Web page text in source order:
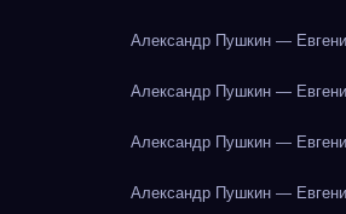
Александр Пушкин —
Александр Пушкин —
Александр Пушкин —
Александр Пушкин —